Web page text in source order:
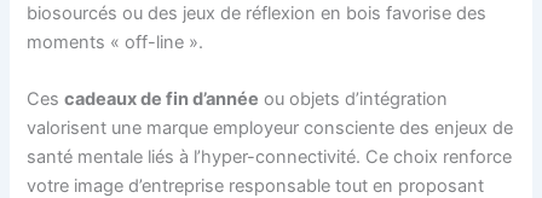
biosourcés ou des jeux de réflexion en bois favorise des
moments « off-line ».
Cescadeaux de fin d’année ou objets d’intégration
valorisent une marque employeur consciente des enjeux de
santé mentale liés à l’hyper-connectivité. Ce choix renforce
votre image d’entreprise responsable tout en proposant